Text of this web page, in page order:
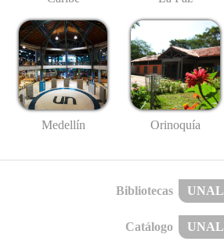
Medellín Orinoquía
Bibliotecas UNAL
Catálogo UNAL